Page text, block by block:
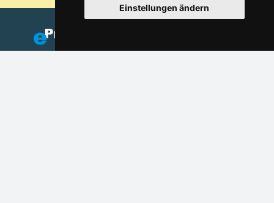
Einstellungen ändern